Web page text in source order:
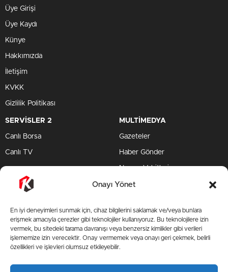
Onayı Yönet
En iyi deneyimleri sunmak için, cihaz bilgilerini saklamak ve/veya bunlara
erişmek amacıyla çerezler gibi teknolojiler kullanıyoruz. Bu teknolojilere izin
vermek, bu sitedeki tarama davranışı veya benzersiz kimlikler gibi verileri
işlememize izin verecektir. Onay vermemek veya onayı geri çekmek, belirli
özellikleri ve işlevleri olumsuz etkileyebilir.
Üye Girişi
Üye Kaydı
Künye
Hakkımızda
İletişim
KVKK
Gizlilik Politikası
SERVİSLER 2
Canlı Borsa
Canlı TV
MULTİMEDYA
Gazeteler
Haber Gönder
Namaz Vakitleri
TV Yayın Akışları
TV Yayın Akışları
Yazarlar Site
AMP